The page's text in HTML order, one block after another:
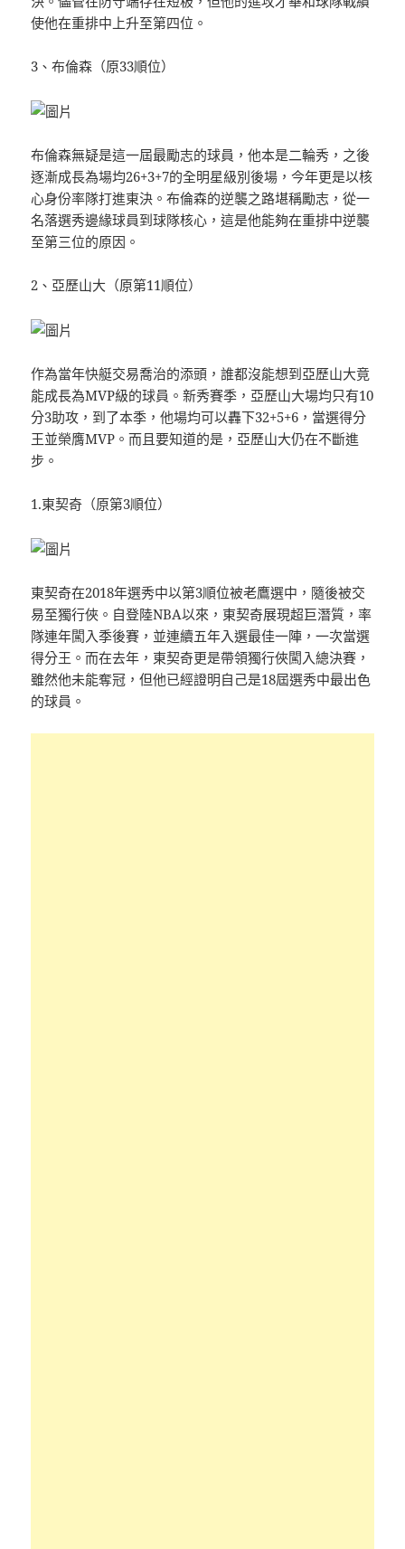
使他在重排中上升至第四位。
3、布倫森（原33順位）
布倫森無疑是這一屆最勵志的球員，他本是二輪秀，之後
逐漸成長為場均26+3+7的全明星級別後場，今年更是以核
心身份率隊打進東決。布倫森的逆襲之路堪稱勵志，從一
名落選秀邊緣球員到球隊核心，這是他能夠在重排中逆襲
至第三位的原因。
2、亞歷山大（原第11順位）
作為當年快艇交易喬治的添頭，誰都沒能想到亞歷山大竟
能成長為MVP級的球員。新秀賽季，亞歷山大場均只有10
分3助攻，到了本季，他場均可以轟下32+5+6，當選得分
王並榮膺MVP。而且要知道的是，亞歷山大仍在不斷進
步。
1.東契奇（原第3順位）
東契奇在2018年選秀中以第3順位被老鷹選中，隨後被交
易至獨行俠。自登陸NBA以來，東契奇展現超巨潛質，率
隊連年闖入季後賽，並連續五年入選最佳一陣，一次當選
得分王。而在去年，東契奇更是帶領獨行俠闖入總決賽，
雖然他未能奪冠，但他已經證明自己是18屆選秀中最出色
的球員。
×